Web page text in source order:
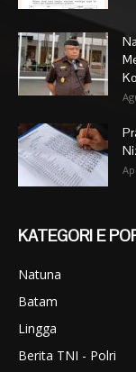
KATEGORI E
Natuna
Batam
Lingga
Berita TNI - Polri